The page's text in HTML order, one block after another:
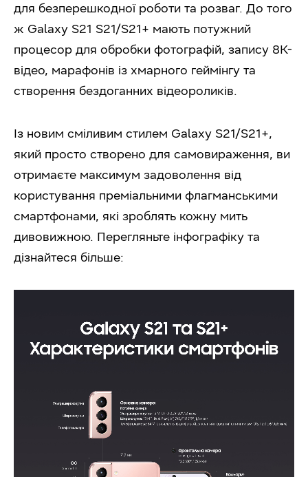
для безперешкодної роботи та розваг. До того
ж Galaxy S21 S21/S21+ мають потужний
процесор для обробки фотографій, запису 8К-
відео, марафонів із хмарного геймінгу та
створення бездоганних відеороликів.
Із новим сміливим стилем Galaxy S21/S21+,
який просто створено для самовираження, ви
отримаєте максимум задоволення від
користування преміальними флагманськими
смартфонами, які зроблять кожну мить
дивовижною. Перегляньте інфографіку та
дізнайтеся більше: